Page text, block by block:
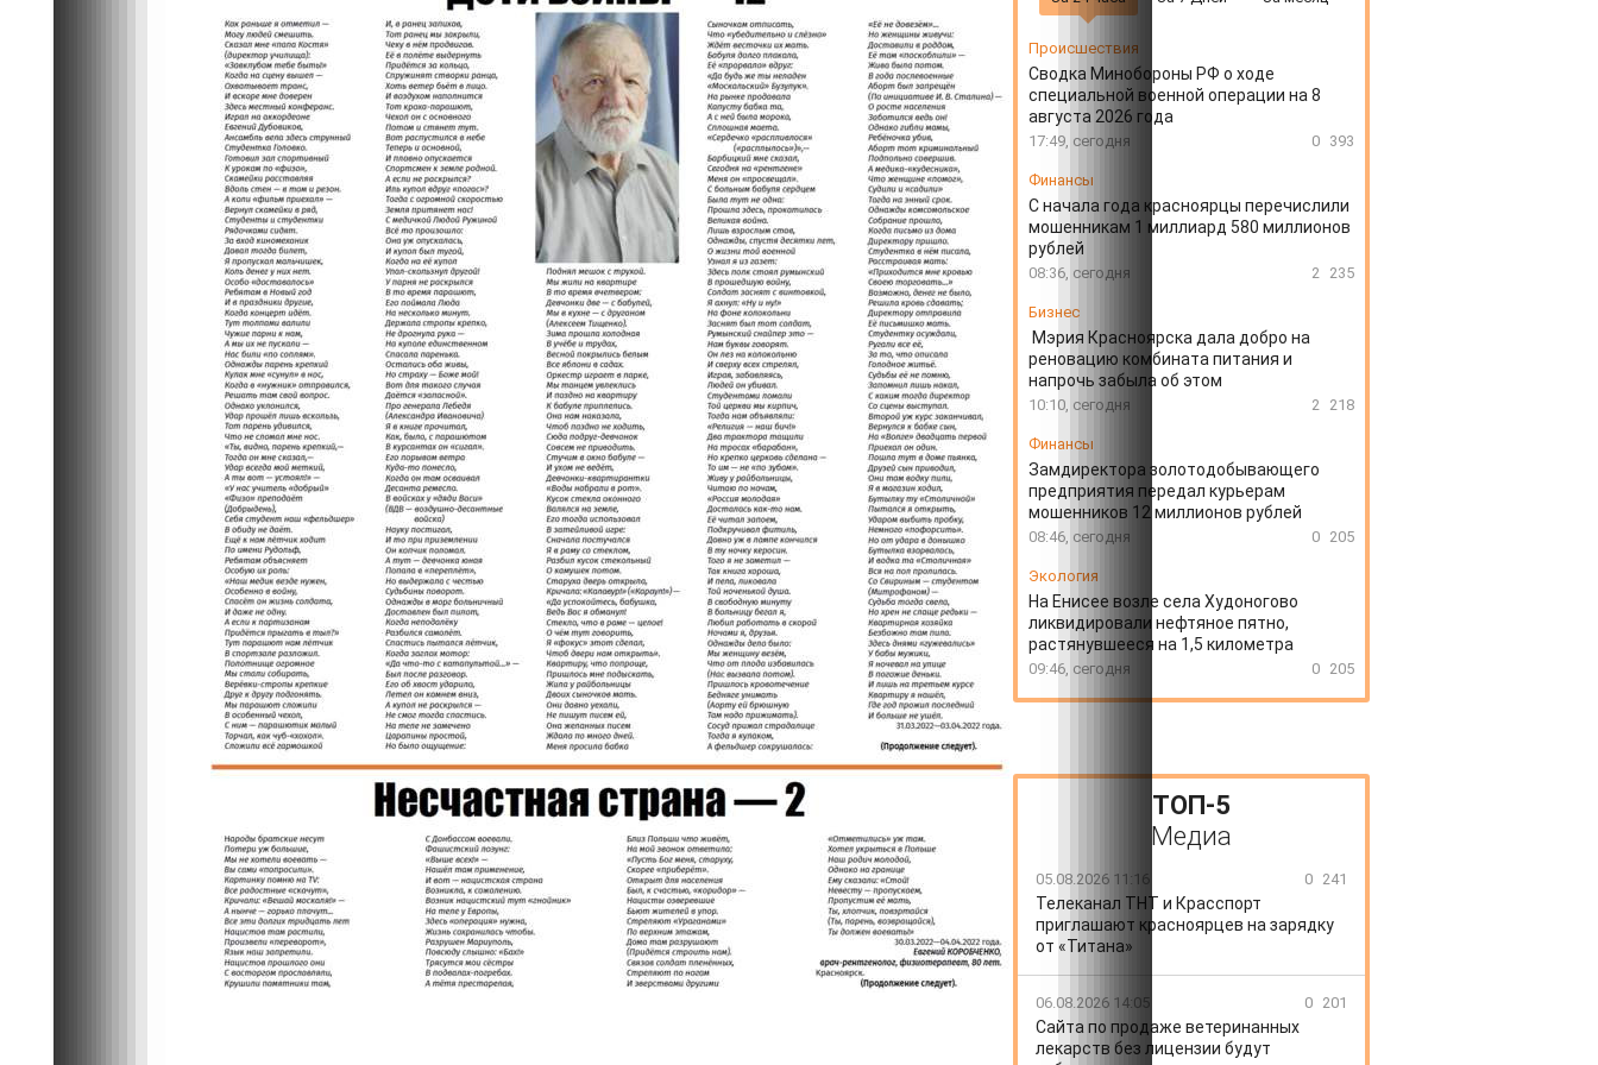
Медиа
05.04.2022 16:28
3650
Происшествия
Сводка Минобороны РФ о ходе
специальной военной операции на 8
августа 2026 года
17:49, сегодня 0 393
Финансы
С начала года красноярцы перечислили
мошенникам 1 миллиард 580 миллионов
рублей
08:36, сегодня 2 235
Бизнес
Мэрия Красноярска дала добро на
реновацию комбината питания и
напрочь забыла об этом
10:10, сегодня 2 218
Финансы
Замдиректора золотодобывающего
предприятия передал курьерам
мошенников 12 миллионов рублей
08:46, сегодня 0 205
Экология
На Енисее возле села Худоногово
ликвидировали нефтяное пятно,
растянувшееся на 1,5 километра
09:46, сегодня 0 205
ТОП-5
Медиа
05.08.2026 11:16 0 241
Телеканал ТНТ и Красспорт
приглашают красноярцев на зарядку
от «Титана»
06.08.2026 14:05 0 201
Сайта по продаже ветеринанных
лекарств без лицензии будут